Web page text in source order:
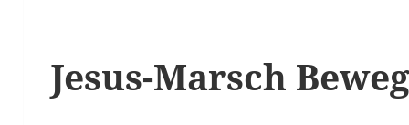
Jesus-Marsch